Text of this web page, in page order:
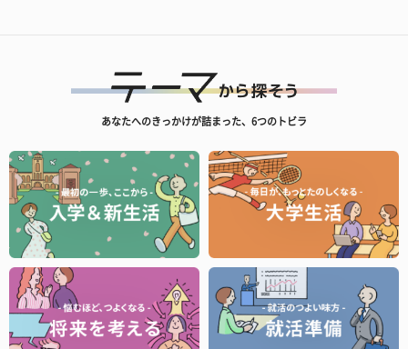
あなたへのきっかけが詰まった、6つのトビラ